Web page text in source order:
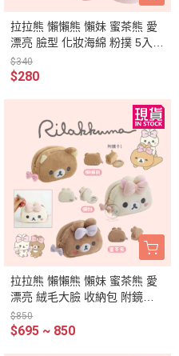
拉拉熊 懶懶熊 懶妹 蜜茶熊 愛
漂亮 臉型 化妝海綿 粉撲 5入組
盒裝 2選1
$340
$280
拉拉熊 懶懶熊 懶妹 蜜茶熊 愛
漂亮 絨毛大臉 收納包 附鏡子 3
選1
$850
$695 ~ 850